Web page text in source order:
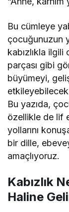
Bu cümleye
çocuğunuzun
kabızlıkla
parçası gibi
büyümeyi,
Bu yazıda,
özellikle de lif
yollarını
bir dille,
amaçlıyoruz.
Kabızlık
Haline